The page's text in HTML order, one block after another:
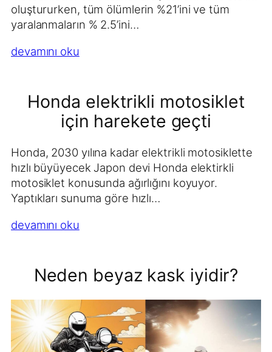
oluştururken, tüm ölümlerin %21’ini ve tüm
yaralanmaların % 2.5’ini…
devamını oku
Honda elektrikli motosiklet
için harekete geçti
Honda, 2030 yılına kadar elektrikli motosiklette
hızlı büyüyecek Japon devi Honda elektirkli
motosiklet konusunda ağırlığını koyuyor.
Yaptıkları sunuma göre hızlı…
devamını oku
Neden beyaz kask iyidir?